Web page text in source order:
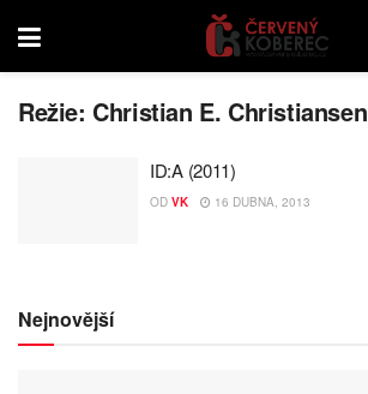
Režie: Christian E. Christiansen
ID:A (2011)
OD VK 16 DUBNA, 2013
Nejnovější